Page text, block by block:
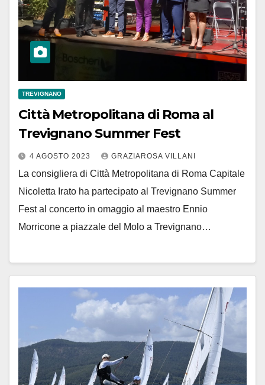
TREVIGNANO
Città Metropolitana di Roma al
Trevignano Summer Fest
4 AGOSTO 2023 GRAZIAROSA VILLANI
La consigliera di Città Metropolitana di Roma Capitale
Nicoletta Irato ha partecipato al Trevignano Summer
Fest al concerto in omaggio al maestro Ennio
Morricone a piazzale del Molo a Trevignano…